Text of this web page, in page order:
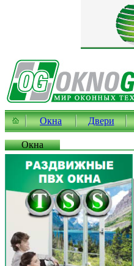
Окна Двери
Окна